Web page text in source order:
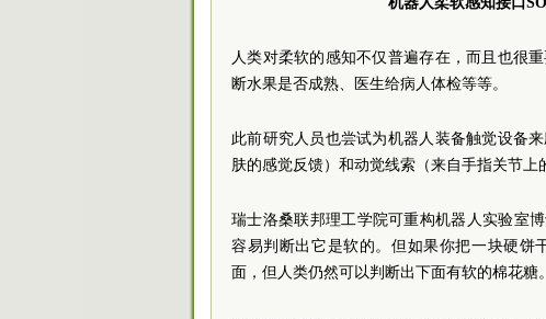
人类对柔软的感知不仅普遍存在，而且也很
断水果是否成熟、医生给病人体检等等。
此前研究人员也尝试为机器人装备触觉设备
肤的感觉反馈）和动觉线索（来自手指关节上
瑞士洛桑联邦理工学院可重构机器人实验室
容易判断出它是软的。但如果你把一块硬饼
面，但人类仍然可以判断出下面有软的棉花糖